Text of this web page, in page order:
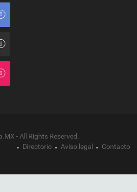
- All Rights Reserved.
Directorio
Aviso legal Contacto